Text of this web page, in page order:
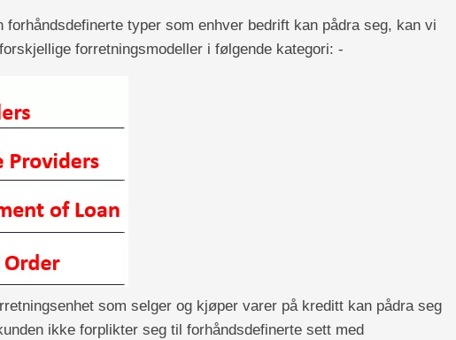
forhåndsdefinerte typer som enhver bedrift kan pådra seg, kan vi
forretningsmodeller i følgende kategori: -
som selger og kjøper varer på kreditt kan pådra seg
ikke forplikter seg til forhåndsdefinerte sett med